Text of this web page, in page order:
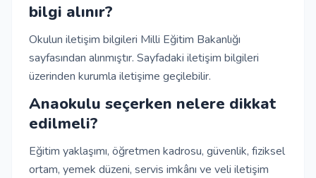
bilgi alınır?
Okulun iletişim bilgileri Milli Eğitim Bakanlığı
sayfasından alınmıştır. Sayfadaki iletişim bilgileri
üzerinden kurumla iletişime geçilebilir.
Anaokulu seçerken nelere dikkat
edilmeli?
Eğitim yaklaşımı, öğretmen kadrosu, güvenlik, fiziksel
ortam, yemek düzeni, servis imkânı ve veli iletişim